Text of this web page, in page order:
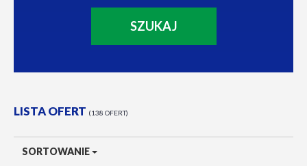
LISTA OFERT 138 OFERT
SORTOWANIE